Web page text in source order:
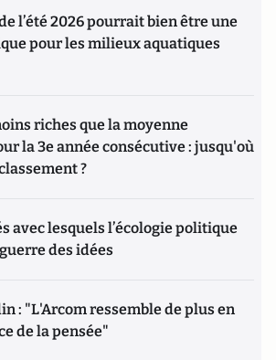
l’été 2026 pourrait bien être une
pour les milieux aquatiques
riches que la moyenne
la 3e année consécutive : jusqu'où
?
avec lesquels l’écologie politique
des idées
: "L'Arcom ressemble de plus en
de la pensée"